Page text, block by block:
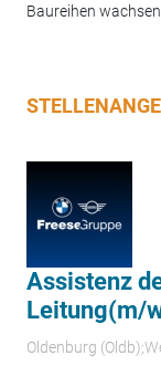
Baureihen
Assistenz
Leitung(m/
Oldenburg